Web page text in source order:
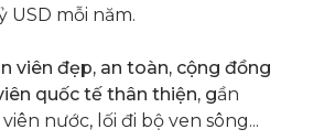
USD mỗi năm.
viên đẹp, an toàn, cộng đồng
quốc tế thân thiện, gần
nước, lối đi bộ ven sông...